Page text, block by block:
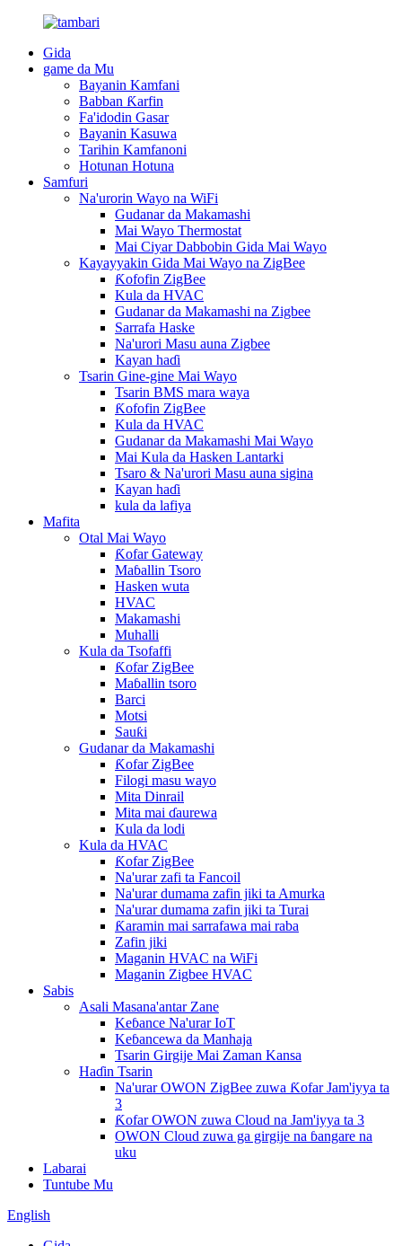
Gida
game da Mu
Bayanin Kamfani
Babban Ƙarfin
Fa'idodin Gasar
Bayanin Kasuwa
Tarihin Kamfanoni
Hotunan Hotuna
Samfuri
Na'urorin Wayo na WiFi
Gudanar da Makamashi
Mai Wayo Thermostat
Mai Ciyar Dabbobin Gida Mai Wayo
Kayayyakin Gida Mai Wayo na ZigBee
Ƙofofin ZigBee
Kula da HVAC
Gudanar da Makamashi na Zigbee
Sarrafa Haske
Na'urori Masu auna Zigbee
Kayan haɗi
Tsarin Gine-gine Mai Wayo
Tsarin BMS mara waya
Ƙofofin ZigBee
Kula da HVAC
Gudanar da Makamashi Mai Wayo
Mai Kula da Hasken Lantarki
Tsaro & Na'urori Masu auna sigina
Kayan haɗi
kula da lafiya
Mafita
Otal Mai Wayo
Ƙofar Gateway
Maɓallin Tsoro
Hasken wuta
HVAC
Makamashi
Muhalli
Kula da Tsofaffi
Ƙofar ZigBee
Maɓallin tsoro
Barci
Motsi
Sauƙi
Gudanar da Makamashi
Ƙofar ZigBee
Filogi masu wayo
Mita Dinrail
Mita mai ɗaurewa
Kula da lodi
Kula da HVAC
Ƙofar ZigBee
Na'urar zafi ta Fancoil
Na'urar dumama zafin jiki ta Amurka
Na'urar dumama zafin jiki ta Turai
Ƙaramin mai sarrafawa mai raba
Zafin jiki
Maganin HVAC na WiFi
Maganin Zigbee HVAC
Sabis
Asali Masana'antar Zane
Keɓance Na'urar IoT
Keɓancewa da Manhaja
Tsarin Girgije Mai Zaman Kansa
Haɗin Tsarin
Na'urar OWON ZigBee zuwa Ƙofar Jam'iyya ta
3
Ƙofar OWON zuwa Cloud na Jam'iyya ta 3
OWON Cloud zuwa ga girgije na ɓangare na
uku
Labarai
Tuntube Mu
English